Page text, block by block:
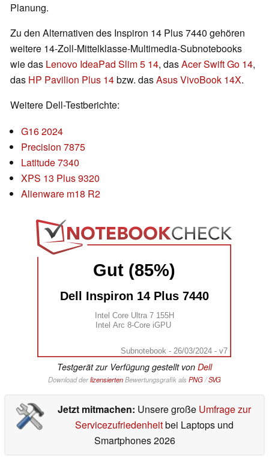
Planung.
Zu den Alternativen des Inspiron 14 Plus 7440 gehören
weitere 14-Zoll-Mittelklasse-Multimedia-Subnotebooks
wie das Lenovo IdeaPad Slim 5 14, dasAcer Swift Go 14,
das HP Pavilion Plus 14bzw. dasAsus VivoBook 14X.
Weitere Dell-Testberichte:
G16 2024
Precision 7875
Latitude 7340
XPS 13 Plus 9320
Alienware m18 R2
Gut (85%)
Dell Inspiron 14 Plus 7440
Intel Core Ultra 7 155H
Intel Arc 8-Core iGPU
Subnotebook - 26/03/2024 - v7
Testgerät zur Verfügung gestellt von Dell
Download derlizensiertenBewertungsgrafik als PNG/SVG
Jetzt mitmachen: Unsere große Umfrage zur
Servicezufriedenheitbei Laptops und
Smartphones 2026